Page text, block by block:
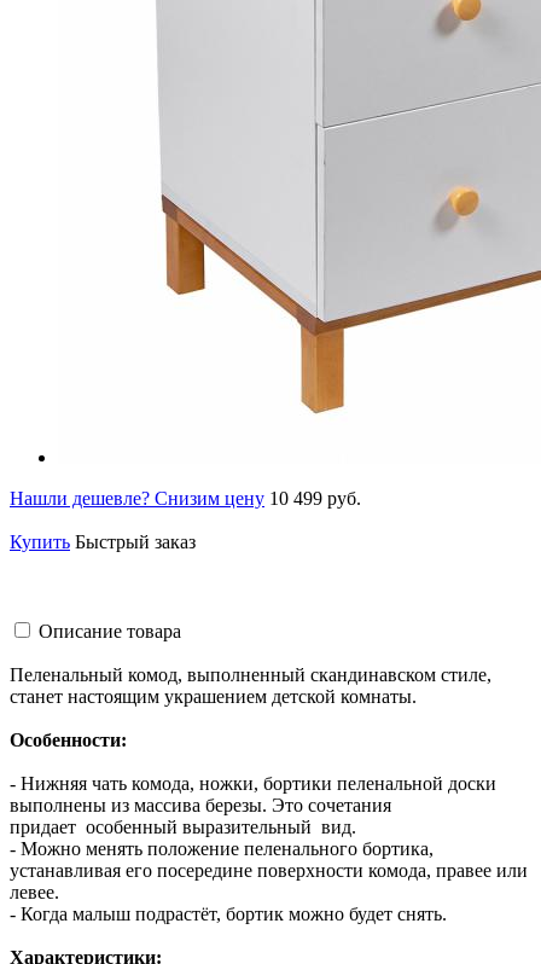
Нашли дешевле? Снизим цену 10 499 руб.
Купить Быстрый заказ
Описание товара
Пеленальный комод, выполненный скандинавском стиле,
станет настоящим украшением детской комнаты.
Особенности:
- Нижняя чать комода, ножки, бортики пеленальной доски
выполнены из массива березы. Это сочетания
придает особенный выразительный вид.
- Можно менять положение пеленального бортика,
устанавливая его посередине поверхности комода, правее или
левее.
- Когда малыш подрастёт, бортик можно будет снять.
Характеристики: